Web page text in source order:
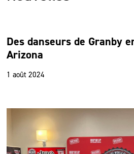
Des danseurs de Granby
Arizona
1 août 2024